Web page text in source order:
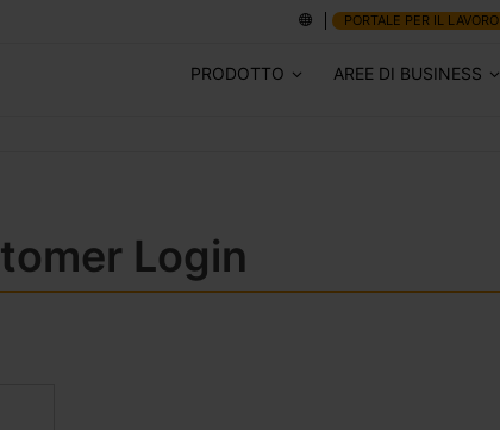
PORTALE PER IL LAVORO
PRODOTTO AREE DI BUSINESS
Login